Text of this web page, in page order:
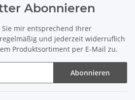
Abonnieren
Sie mir entsprechend Ihrer
regelmäßig und jederzeit widerruflich
Produktsortiment per E-Mail zu.
Abonnieren